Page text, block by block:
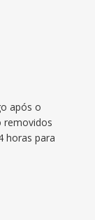
após o
removidos
horas para